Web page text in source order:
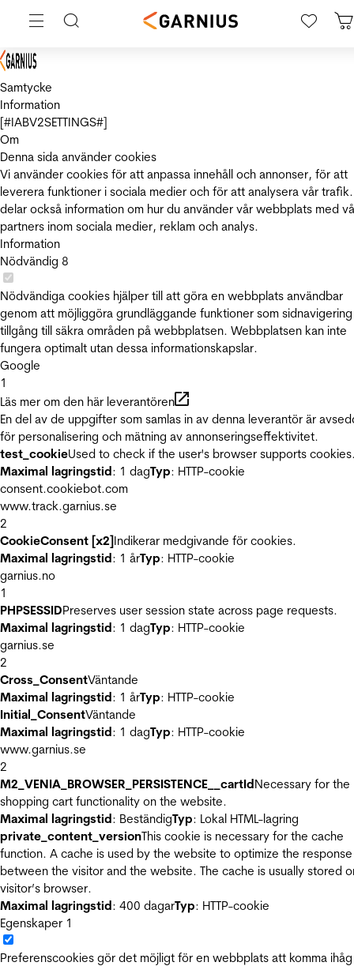
Samtycke
Information
[#IABV2SETTINGS#]
Om
Denna sida använder cookies
Vi använder cookies för att anpassa innehåll och annonser, för att
leverera funktioner i sociala medier och för att analysera vår
delar också information om hur du använder vår webbplats med
partners inom sociala medier, reklam och analys.
Information
Nödvändig 8
Nödvändiga cookies hjälper till att göra en webbplats användbar
genom att möjliggöra grundläggande funktioner som
tillgång till säkra områden på webbplatsen. Webbplatsen kan inte
fungera optimalt utan dessa informationskapslar.
Google
1
Läs mer om den här leverantören
En del av de uppgifter som samlas in av denna leverantör är
för personalisering och mätning av annonseringseffektivitet.
test_cookieUsed to check if the user's browser supports
Maximal lagringstid: 1 dagTyp: HTTP-cookie
consent.cookiebot.com
www.track.garnius.se
2
CookieConsent [x2]Indikerar medgivande för cookies.
Maximal lagringstid: 1 årTyp: HTTP-cookie
garnius.no
1
PHPSESSIDPreserves user session state across page requests.
Maximal lagringstid: 1 dagTyp: HTTP-cookie
garnius.se
2
Cross_ConsentVäntande
Maximal lagringstid: 1 årTyp: HTTP-cookie
Initial_ConsentVäntande
Maximal lagringstid: 1 dagTyp: HTTP-cookie
www.garnius.se
2
M2_VENIA_BROWSER_PERSISTENCE__cartIdNecessary for the
shopping cart functionality on the website.
Maximal lagringstid: BeständigTyp: Lokal HTML-lagring
private_content_versionThis cookie is necessary for the cache
function. A cache is used by the website to optimize the
between the visitor and the website. The cache is usually stored
visitor’s browser.
Maximal lagringstid: 400 dagarTyp: HTTP-cookie
Egenskaper 1
Preferenscookies gör det möjligt för en webbplats att komma ihåg